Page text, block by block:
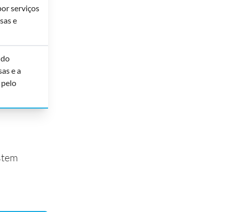
serviços
e
e a